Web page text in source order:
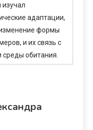
изучал
адаптации,
формы
и их связь с
среды обитания.